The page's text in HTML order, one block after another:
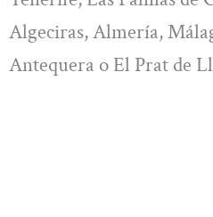
Algeciras, Almería,
Antequera o El Prat de